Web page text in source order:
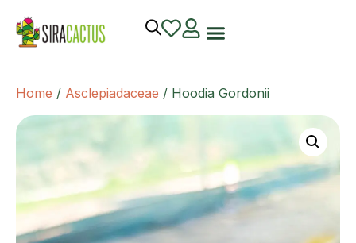
Home / Asclepiadaceae / Hoodia Gordonii